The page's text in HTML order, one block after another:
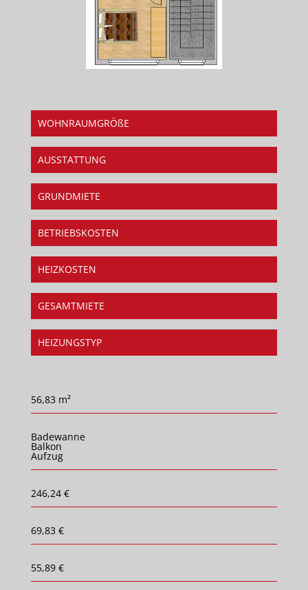
WOHNRAUMGRÖßE
AUSSTATTUNG
GRUNDMIETE
BETRIEBSKOSTEN
HEIZKOSTEN
GESAMTMIETE
HEIZUNGSTYP
56,83 m²
Badewanne
Balkon
Aufzug
246,24 €
69,83 €
55,89 €